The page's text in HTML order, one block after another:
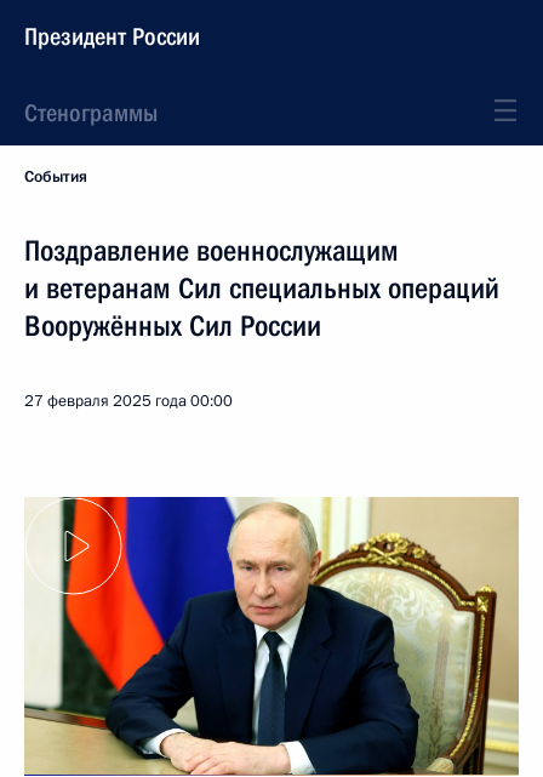
Президент России
Стенограммы
События
Поздравление военнослужащим
и ветеранам Сил специальных операций
Вооружённых Сил России
27 февраля 2025 года00:00